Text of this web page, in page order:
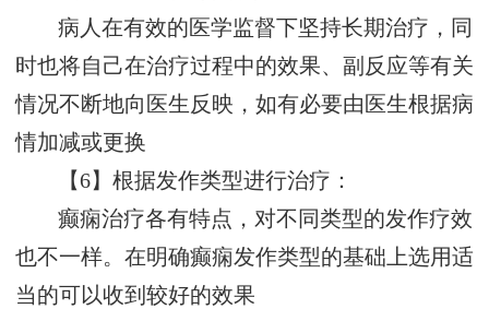
病人在有效的医学监督下坚持长期治疗，同
时也将自己在治疗过程中的效果、副反应等有关
情况不断地向医生反映，如有必要由医生根据病
情加减或更换
【6】根据发作类型进行治疗：
癫痫治疗各有特点，对不同类型的发作疗效
也不一样。在明确癫痫发作类型的基础上选用适
当的可以收到较好的效果